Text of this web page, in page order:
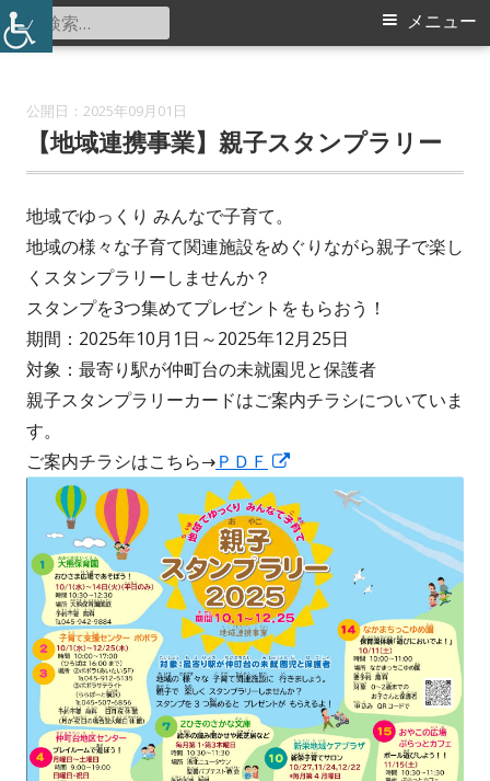
コ
ン
仲町台地区センター
メ
メニュー
検
索:
2025年09月01日
【地域連携事業】親子スタンプラリー
地域でゆっくり みんなで子育て。
地域の様々な子育て関連施設をめぐりながら親子で楽し
くスタンプラリーしませんか？
スタンプを3つ集めてプレゼントをもらおう！
期間：2025年10月1日～2025年12月25日
対象：最寄り駅が仲町台の未就園児と保護者
親子スタンプラリーカードはご案内チラシについていま
す。
ご案内チラシはこちら→ＰＤＦ
い
ウ
ィ
ン
ド
ウ
で
開
き